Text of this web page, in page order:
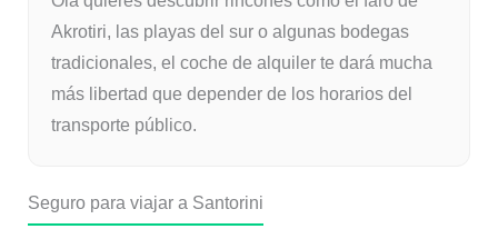
Akrotiri, las playas del sur o algunas bodegas
tradicionales, el coche de alquiler te dará mucha
más libertad que depender de los horarios del
transporte público.
Seguro para viajar a Santorini